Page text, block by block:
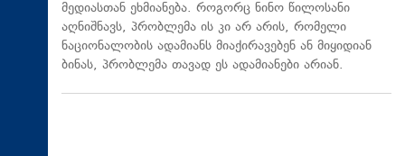
მედიასთან ეხმიანება. როგორც ნინო წილოსანი
აღნიშნავს, პრობლემა ის კი არ არის, რომელი
ნაციონალობის ადამიანს მიაქირავებენ ან მიყიდიან
ბინას, პრობლემა თავად ეს ადამიანები არიან.